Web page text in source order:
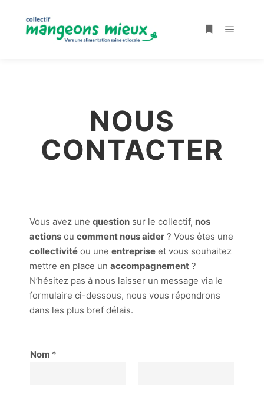
NOUS
CONTACTER
Vous avez une question sur le collectif, nos
actions ou comment nous aider ? Vous êtes une
collectivité ou une entreprise et vous souhaitez
mettre en place un accompagnement ?
N’hésitez pas à nous laisser un message via le
formulaire ci-dessous, nous vous répondrons
dans les plus bref délais.
Nom *